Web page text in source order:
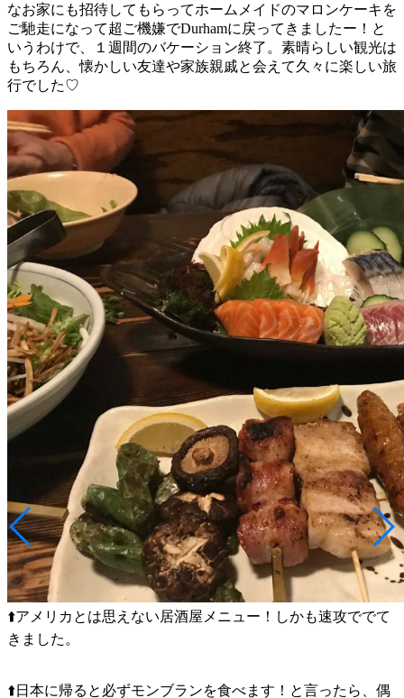
なお家にも招待してもらってホームメイドのマロンケーキを
ご馳走になって超ご機嫌でDurhamに戻ってきましたー！と
いうわけで、１週間のバケーション終了。素晴らしい観光は
もちろん、懐かしい友達や家族親戚と会えて久々に楽しい旅
行でした♡
⬆️アメリカとは思えない居酒屋メニュー！しかも速攻ででて
きました。
⬆️日本に帰ると必ずモンブランを食べます！と言ったら、偶